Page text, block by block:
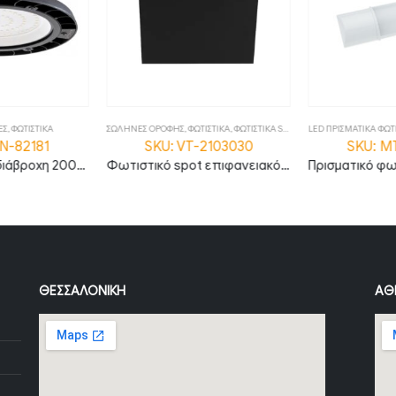
,ΦΩΤΙΣΤΙΚΑ
82181
LED καμπάνα αδιάβροχη 200W φυσικό λευκό 4500K 120° MTN-82181
ΣΩΛΗΝΕΣ ΟΡΟΦΗΣ,ΦΩΤΙΣΤΙΚΑ,ΦΩΤΙΣΤΙΚΑ SPOT
SKU: VT-2103030
Φωτιστικό spot επιφανειακό 2xGU10 τετράγωνο με μαύρο σώμα
LED ΠΡΙΣΜΑΤΙΚΑ
SKU:
ΘΕΣΣΑΛΟΝΊΚΗ